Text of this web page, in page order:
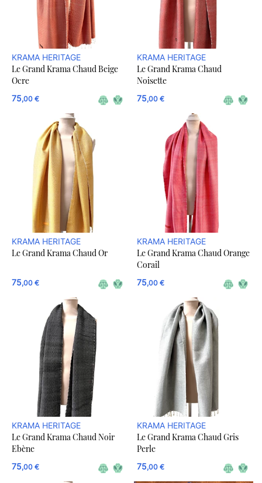
KRAMA HERITAGE
Le Grand Krama Chaud Beige
Ocre
75,00 €
KRAMA HERITAGE
Le Grand Krama Chaud
Noisette
75,00 €
KRAMA HERITAGE
Le Grand Krama Chaud Or
75,00 €
KRAMA HERITAGE
Le Grand Krama Chaud Orange
Corail
75,00 €
KRAMA HERITAGE
Le Grand Krama Chaud Noir
Ebène
75,00 €
KRAMA HERITAGE
Le Grand Krama Chaud Gris
Perle
75,00 €